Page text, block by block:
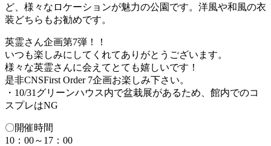
ど、様々なロケーションが魅力の公園です。​洋風や和風の衣
装どちらもお勧めです。
英霊さん企画第7弾！！
いつも楽しみにしてくれてありがとうございます。
様々な英霊さんに会えてとても嬉しいです！
是非CNSFirst Order 7企画お楽しみ下さい。
・10/31グリーンハウス内で盆栽展があるため、館内でのコ
スプレはNG
〇開催時間
10：00～17：00